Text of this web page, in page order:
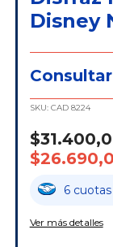
Disney
SKU: CAD 8224
6 cuotas
Ver más detalles